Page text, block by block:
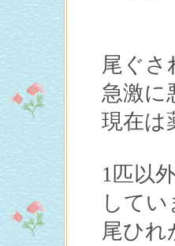
尾ぐさ
急激に
現在は
1匹以
してい
尾ひれ